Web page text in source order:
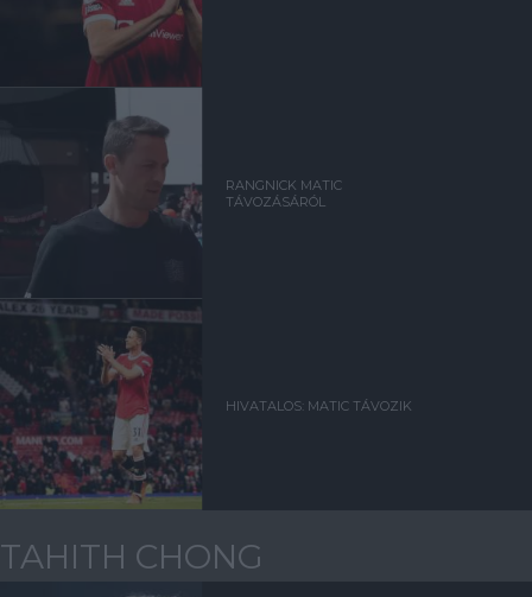
RANGNICK MATIC
TÁVOZÁSÁRÓL
HIVATALOS: MATIC TÁVOZIK
TAHITH CHONG